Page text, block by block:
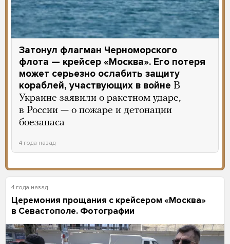
Затонул флагман Черноморского
флота — крейсер «Москва». Его потеря
может серьезно ослабить защиту
кораблей, участвующих в войне В
Украине заявили о ракетном ударе,
в России — о пожаре и детонации
боезапаса
4 года назад
4 года назад
Церемония прощания с крейсером «Москва»
в Севастополе. Фотографии